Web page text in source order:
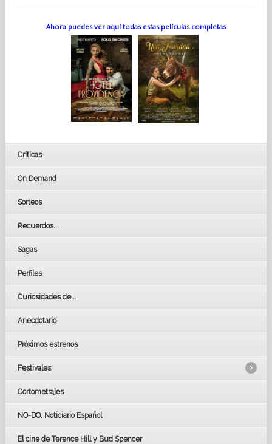
Ahora puedes ver aquí todas estas películas completas
Críticas
On Demand
Sorteos
Recuerdos...
Sagas
Perfiles
Curiosidades de...
Anecdotario
Próximos estrenos
Festivales
LOS OSCARS
BAFTA
Cortometrajes
NO-DO. Noticiario Español
El cine de Terence Hill y Bud Spencer